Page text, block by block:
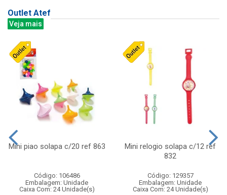
Outlet Atef
Veja mais
Mini piao solapa c/20 ref 863
Código: 106486
Embalagem: Unidade
Caixa Com: 24 Unidade(s)
Mini relogio solapa c/12 ref
832
Código: 129357
Embalagem: Unidade
Caixa Com: 24 Unidade(s)